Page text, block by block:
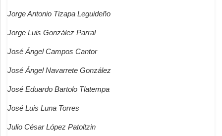
Jorge Antonio Tizapa Leguideño
Jorge Luis González Parral
José Ángel Campos Cantor
José Ángel Navarrete González
José Eduardo Bartolo Tlatempa
José Luis Luna Torres
Julio César López Patoltzin